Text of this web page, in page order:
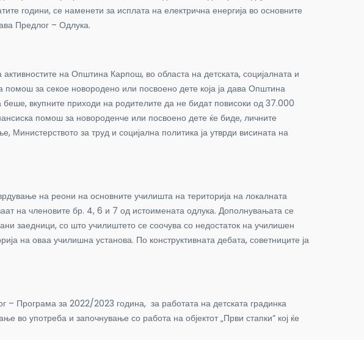
години, се наменети за исплата на електрична енергија во основните
Предлог – Одлука.
на Општина Карпош, во областа на детската, социјалната и
помош за секое новородено или посвоено дете која ја дава Општина
вкупните приходи на родителите да не бидат повисоки од 37.000
помош за новороденче или посвоено дете ќе биде, личните
за труд и социјална политика ја утврди висината на
на реони на основните училишта на територија на локалната
на членовите бр. 4, 6 и 7 од истоимената одлука. Дополнувањата се
заедници, со што училиштето се соочува со недостаток на училишен
на оваа училишна установа. По конструктивната дебата, советниците ја
– Програма за 2022/2023 година, за работата на детската градинка
употреба и започнување со работа на објектот „Први стапки“ кој ќе